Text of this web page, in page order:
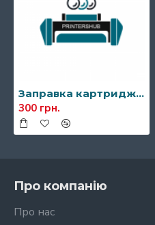
Заправка картриджа Samsung MLT-D117S
300 грн.
Про компанію
Про нас